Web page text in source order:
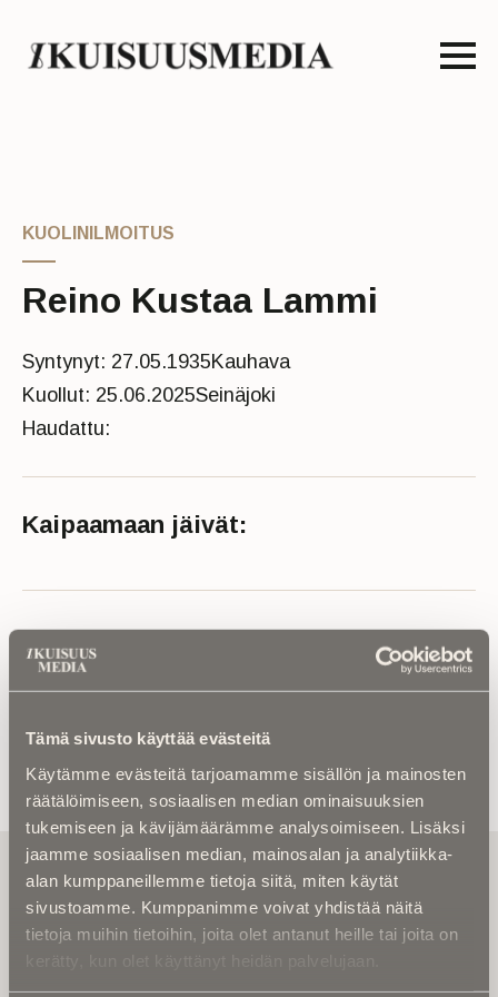
Tämä sivusto käyttää evästeitä
Käytämme evästeitä tarjoamamme sisällön ja mainosten
räätälöimiseen, sosiaalisen median ominaisuuksien
tukemiseen ja kävijämäärämme analysoimiseen. Lisäksi
jaamme sosiaalisen median, mainosalan ja analytiikka-
alan kumppaneillemme tietoja siitä, miten käytät
sivustoamme. Kumppanimme voivat yhdistää näitä
tietoja muihin tietoihin, joita olet antanut heille tai joita on
KUOLINILMOITUS
Reino Kustaa Lammi
Syntynyt: 27.05.1935Kauhava
Kuollut: 25.06.2025Seinäjoki
Haudattu:
Kaipaamaan jäivät:
Lue muistokirjoitus tai kuolinuutinen
Tilaa uutiskirje - Pääset heti parhaiden
artikkelien pariin!
Kirjoita alle sähköpostiosoitteesi niin saat kaksi kertaa